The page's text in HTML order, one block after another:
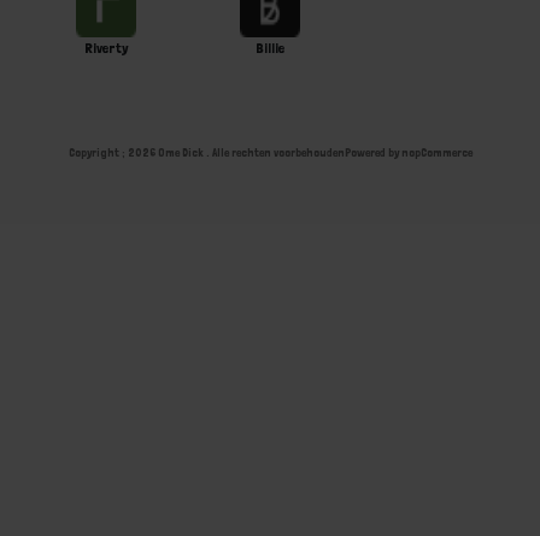
Riverty Billie
Copyright ; 2026 Ome Dick . Alle rechten voorbehoudenPowered by nopCommerce